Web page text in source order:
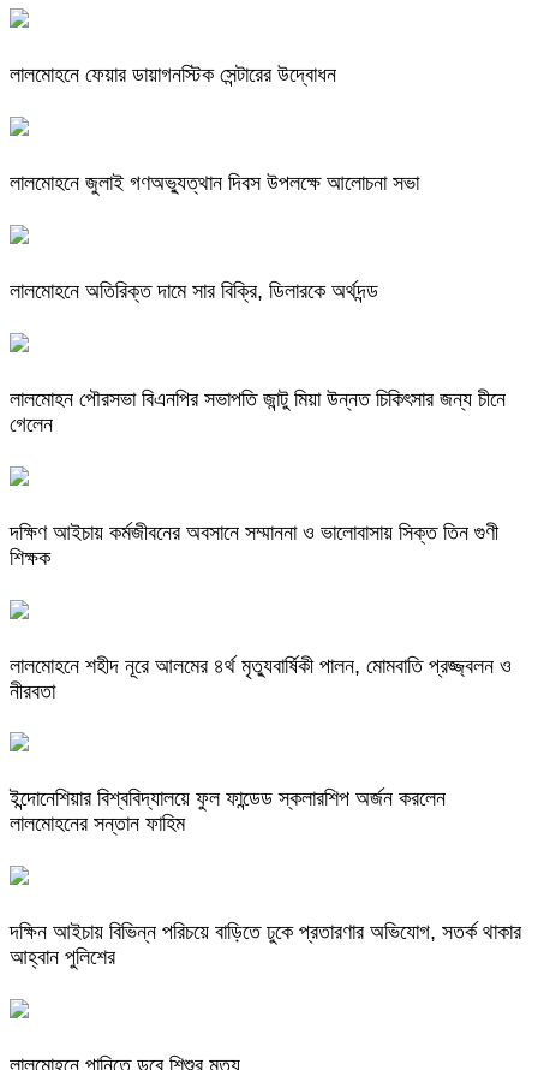
লালমোহনে ফেয়ার ডায়াগনস্টিক সেন্টারের উদ্বোধন
লালমোহনে জুলাই গণঅভ্যুত্থান দিবস উপলক্ষে আলোচনা সভা
লালমোহনে অতিরিক্ত দামে সার বিক্রি, ডিলারকে অর্থদন্ড
লালমোহন পৌরসভা বিএনপির সভাপতি জান্টু মিয়া উন্নত চিকিৎসার জন্য চীনে
গেলেন
দক্ষিণ আইচায় কর্মজীবনের অবসানে সম্মাননা ও ভালোবাসায় সিক্ত তিন গুণী
শিক্ষক
লালমোহনে শহীদ নূরে আলমের ৪র্থ মৃত্যুবার্ষিকী পালন, মোমবাতি প্রজ্জ্বলন ও
নীরবতা
ইন্দোনেশিয়ার বিশ্ববিদ্যালয়ে ফুল ফান্ডেড স্কলারশিপ অর্জন করলেন
লালমোহনের সন্তান ফাহিম
দক্ষিন আইচায় ‎বিভিন্ন পরিচয়ে বাড়িতে ঢুকে প্রতারণার অভিযোগ, সতর্ক থাকার
আহ্বান পুলিশের